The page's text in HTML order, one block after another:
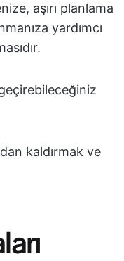
aşırı planlama
yardımcı
kaldırmak ve